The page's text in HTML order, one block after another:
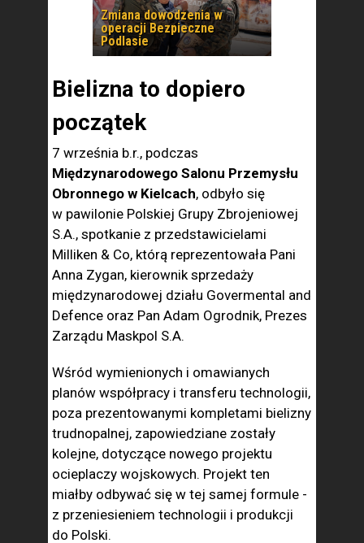
Zmiana dowodzenia w
operacji Bezpieczne
Podlasie
Bielizna to dopiero
początek
7 września b.r., podczas
Międzynarodowego Salonu Przemysłu
Obronnego w Kielcach, odbyło się
w pawilonie Polskiej Grupy Zbrojeniowej
S.A., spotkanie z przedstawicielami
Milliken & Co, którą reprezentowała Pani
Anna Zygan, kierownik sprzedaży
międzynarodowej działu Govermental and
Defence oraz Pan Adam Ogrodnik, Prezes
Zarządu Maskpol S.A.
Wśród wymienionych i omawianych
planów współpracy i transferu technologii,
poza prezentowanymi kompletami bielizny
trudnopalnej, zapowiedziane zostały
kolejne, dotyczące nowego projektu
ocieplaczy wojskowych. Projekt ten
miałby odbywać się w tej samej formule -
z przeniesieniem technologii i produkcji
do Polski.